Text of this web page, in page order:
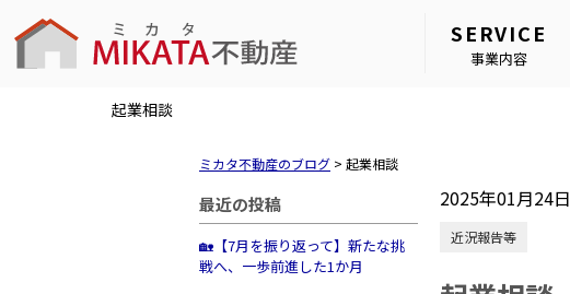
SERVICE
事業内容
起業相談
ミカタ不動産のブログ > 起業相談
最近の投稿
🏡【7月を振り返って】新たな挑
戦へ、一歩前進した1か月
2025年01月24日
近況報告等